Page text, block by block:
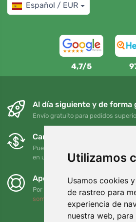
Utilizamos
Usamos cookies
de rastreo para
experiencia de
nuestra web,
Español / EUR
4,7/5
Al día siguiente y de forma
Envío gratuito para pedidos
Cambios y devoluciones
Puede devolver o cambiar su
en un plazo de 90 días
Apoyamos a Trees.org
Por cada pedido plantamos un
somos